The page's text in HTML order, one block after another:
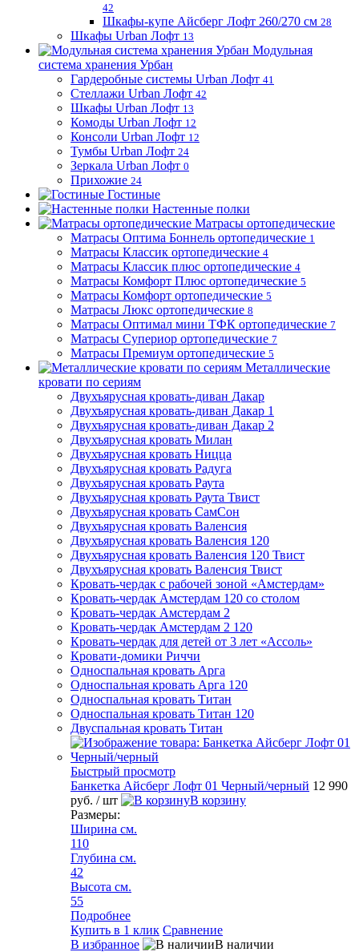
42
Шкафы-купе Айсберг Лофт 260/270 см 28
Шкафы Urban Лофт 13
Модульная
система хранения Урбан
Гардеробные системы Urban Лофт 41
Стеллажи Urban Лофт 42
Шкафы Urban Лофт 13
Комоды Urban Лофт 12
Консоли Urban Лофт 12
Тумбы Urban Лофт 24
Зеркала Urban Лофт 0
Прихожие 24
Гостиные
Настенные полки
Матрасы ортопедические
Матрасы Оптима Боннель ортопедические 1
Матрасы Классик ортопедические 4
Матрасы Классик плюс ортопедические 4
Матрасы Комфорт Плюс ортопедические 5
Матрасы Комфорт ортопедические 5
Матрасы Люкс ортопедические 8
Матрасы Оптимал мини ТФК ортопедические 7
Матрасы Супериор ортопедические 7
Матрасы Премиум ортопедические 5
Металлические
кровати по сериям
Двухъярусная кровать-диван Дакар
Двухъярусная кровать-диван Дакар 1
Двухъярусная кровать-диван Дакар 2
Двухъярусная кровать Милан
Двухъярусная кровать Ницца
Двухъярусная кровать Радуга
Двухъярусная кровать Раута
Двухъярусная кровать Раута Твист
Двухъярусная кровать СамСон
Двухъярусная кровать Валенсия
Двухъярусная кровать Валенсия 120
Двухъярусная кровать Валенсия 120 Твист
Двухъярусная кровать Валенсия Твист
Кровать-чердак с рабочей зоной «Амстердам»
Кровать-чердак Амстердам 120 со столом
Кровать-чердак Амстердам 2
Кровать-чердак Амстердам 2 120
Кровать-чердак для детей от 3 лет «Ассоль»
Кровати-домики Риччи
Односпальная кровать Арга
Односпальная кровать Арга 120
Односпальная кровать Титан
Односпальная кровать Титан 120
Двуспальная кровать Титан
Быстрый просмотр
Банкетка Айсберг Лофт 01 Черный/черный 12 990
руб. / шт
В корзину
Размеры:
Ширина см.
110
Глубина см.
42
Высота см.
55
Подробнее
Купить в 1 клик Сравнение
В избранное
В наличии